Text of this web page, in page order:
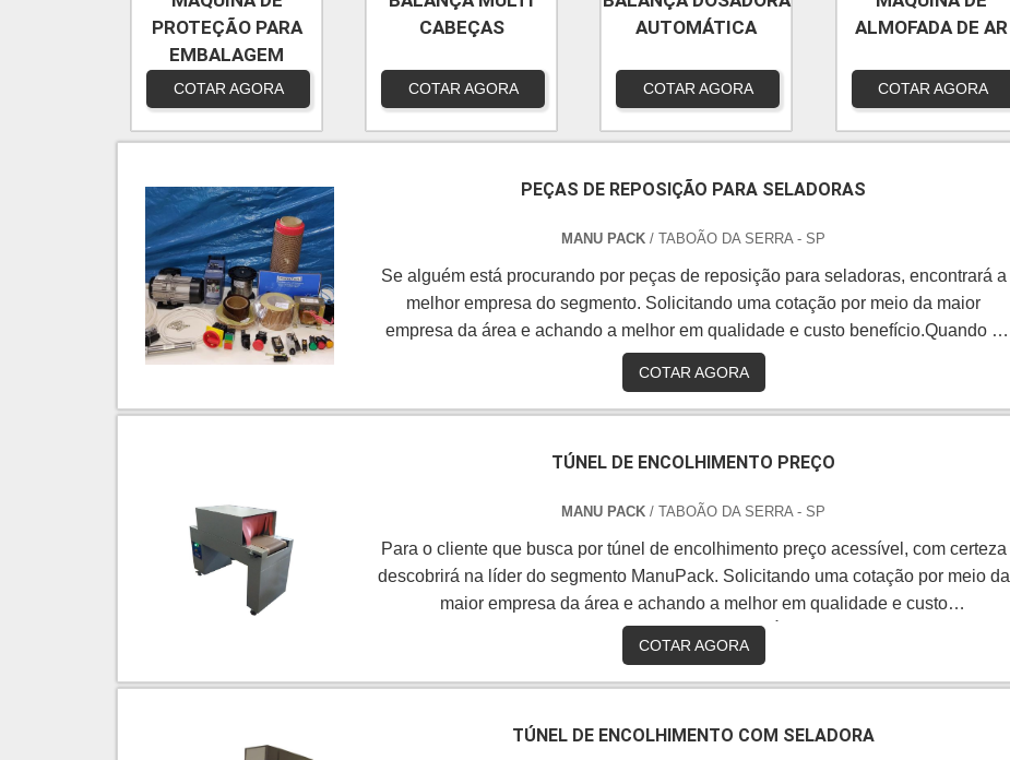
PROTEÇÃO PARA
EMBALAGEM
AUTOMÁTICA
COTAR AGORA
CABEÇAS
COTAR AGORA
AUTOMÁTICA
COTAR AGORA
ALMOFADA DE AR
COTAR AGORA
PEÇAS DE REPOSIÇÃO PARA SELADORAS
MANU PACK/ TABOÃO DA SERRA - SP
Se alguém está procurando por peças de reposição para seladoras, encontrará a
melhor empresa do segmento. Solicitando uma cotação por meio da maior
empresa da área e achando a melhor em qualidade e custo benefício.Quando o
tema é peças de reposição para seladoras, com os melhores profissionais da
ManuPack alcançará excelente custo-benefício com soluções completas em
embalagens shrink aos clientes.MAIS DETALHES SOBRE PEÇAS DE
COTAR AGORA
TÚNEL DE ENCOLHIMENTO PREÇO
MANU PACK/ TABOÃO DA SERRA - SP
Para o cliente que busca por túnel de encolhimento preço acessível, com certeza
descobrirá na líder do segmento ManuPack. Solicitando uma cotação por meio da
maior empresa da área e achando a melhor em qualidade e custo
benefício.DIFERENCIAIS IMPORTANTES DE TÚNEL DE ENCOLHIMENTO
PREÇOQuem pesquisa na internet por túnel de encolhimento preço justo e em
uma empresa segura, vai até o site da ManuPack. É possível encontrar seladoras
COTAR AGORA
TÚNEL DE ENCOLHIMENTO COM SELADORA